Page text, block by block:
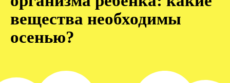
вещества необходимы
осенью?